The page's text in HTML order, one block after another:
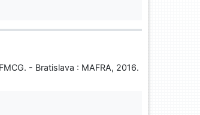
- Bratislava : MAFRA, 2016.